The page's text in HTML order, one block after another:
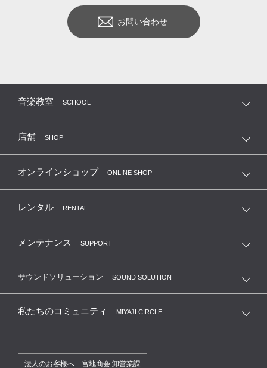
お問い合わせ
音楽教室 SCHOOL
店舗 SHOP
オンラインショップ ONLINE SHOP
レンタル RENTAL
メンテナンス SUPPORT
サウンドソリューション SOUND SOLUTION
私たちのコミュニティ MIYAJI CIRCLE
法人のお客様へ 宮地商会 卸営業課